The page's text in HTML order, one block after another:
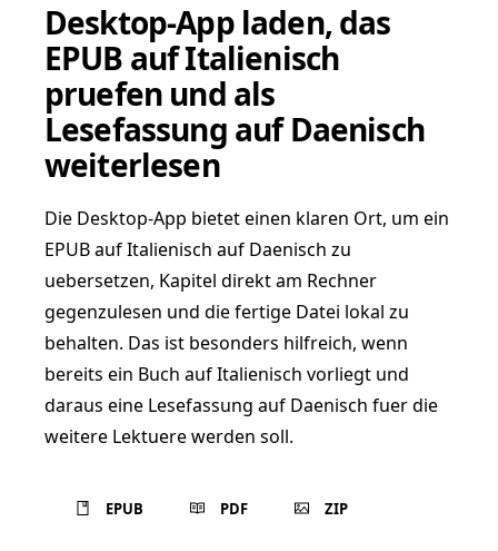
Desktop-App laden, das
EPUB auf Italienisch
pruefen und als
Lesefassung auf Daenisch
weiterlesen
Die Desktop-App bietet einen klaren Ort, um ein
EPUB auf Italienisch auf Daenisch zu
uebersetzen, Kapitel direkt am Rechner
gegenzulesen und die fertige Datei lokal zu
behalten. Das ist besonders hilfreich, wenn
bereits ein Buch auf Italienisch vorliegt und
daraus eine Lesefassung auf Daenisch fuer die
weitere Lektuere werden soll.
EPUB PDF ZIP